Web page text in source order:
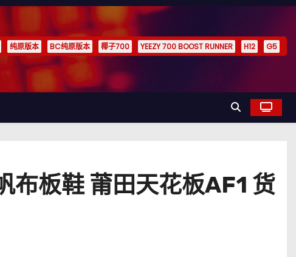
纯原版本 BC纯原版本 椰子700 YEEZY 700 BOOST RUNNER H12 G5
板鞋 莆田天花板AF1 货